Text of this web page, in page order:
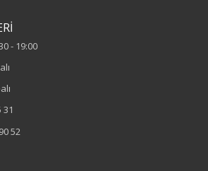
- 19:00
52